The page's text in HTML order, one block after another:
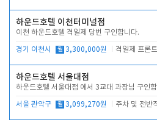
하운드호텔 이천터미널점
이천 하운드호텔 격일제 당번 구인합니다.
경기 이천시 월 3,300,000원
하운드호텔 서울대점
하운드호텔 서울대점 에서 3교대 과장님 구인
서울 관악구 월 3,099,270원